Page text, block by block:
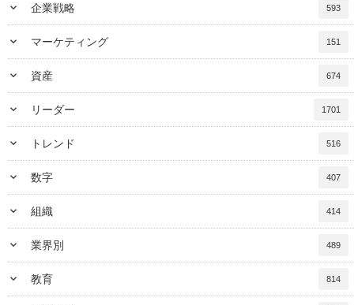
keyboard_arrow_down 企業戦略 593
keyboard_arrow_down マーケティング 151
keyboard_arrow_down 資産 674
keyboard_arrow_down リーダー 1701
keyboard_arrow_down トレンド 516
keyboard_arrow_down 数字 407
keyboard_arrow_down 組織 414
keyboard_arrow_down 業界別 489
keyboard_arrow_down 教育 814